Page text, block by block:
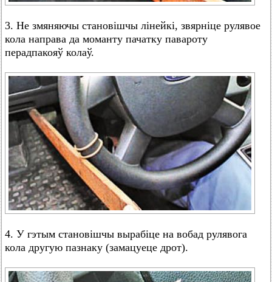
3. Не змяняючы становішчы лінейкі, звярніце рулявое
кола направа да моманту пачатку павароту
перадпакояў колаў.
4. У гэтым становішчы вырабіце на вобад рулявога
кола другую пазнаку (замацуеце дрот).